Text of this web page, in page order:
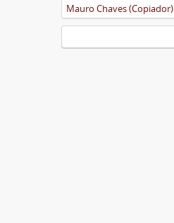
Mauro Chaves (Copiador)